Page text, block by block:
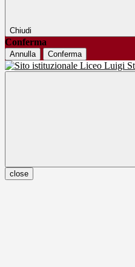
Chiudi
Conferma
Annulla Conferma
close